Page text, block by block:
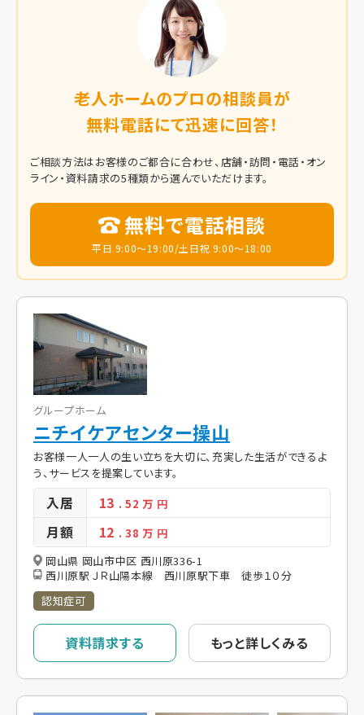
老人ホームのプロの相談員が
無料電話にて迅速に回答！
ご相談方法はお客様のご都合に合わせ、店舗・訪問・電話・オン
ライン・資料請求の5種類から選んでいただけます。
無料で電話相談
平日 9:00～19:00/土日祝 9:00～18:00
グループホーム
ニチイケアセンター操山
お客様一人一人の生い立ちを大切に、充実した生活ができるよ
う、サービスを提案しています。
入居 13 . 52万 円
月額 12 . 38万 円
岡山県 岡山市中区 西川原336-1
西川原駅 ＪＲ山陽本線 西川原駅下車 徒歩１０分
認知症可
資料請求する もっと詳しくみる